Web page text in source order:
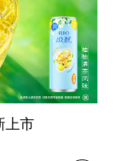
上市